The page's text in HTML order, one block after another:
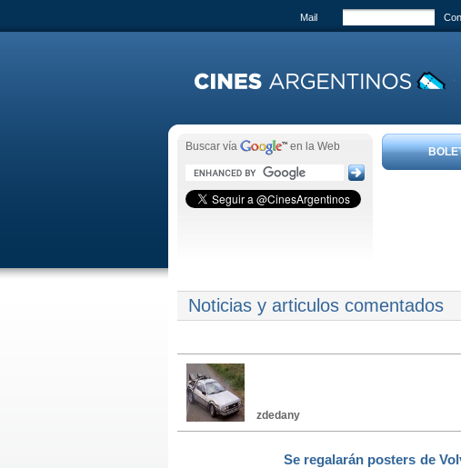
Mail
Buscar vía en la Web
Noticias y articulos comentados
zdedany
Se regalarán posters de